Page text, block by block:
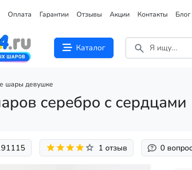
Оплата Гарантии Отзывы Акции Контакты Блог
Каталог
шары девушке
серебро с сердцами
1 отзыв 0